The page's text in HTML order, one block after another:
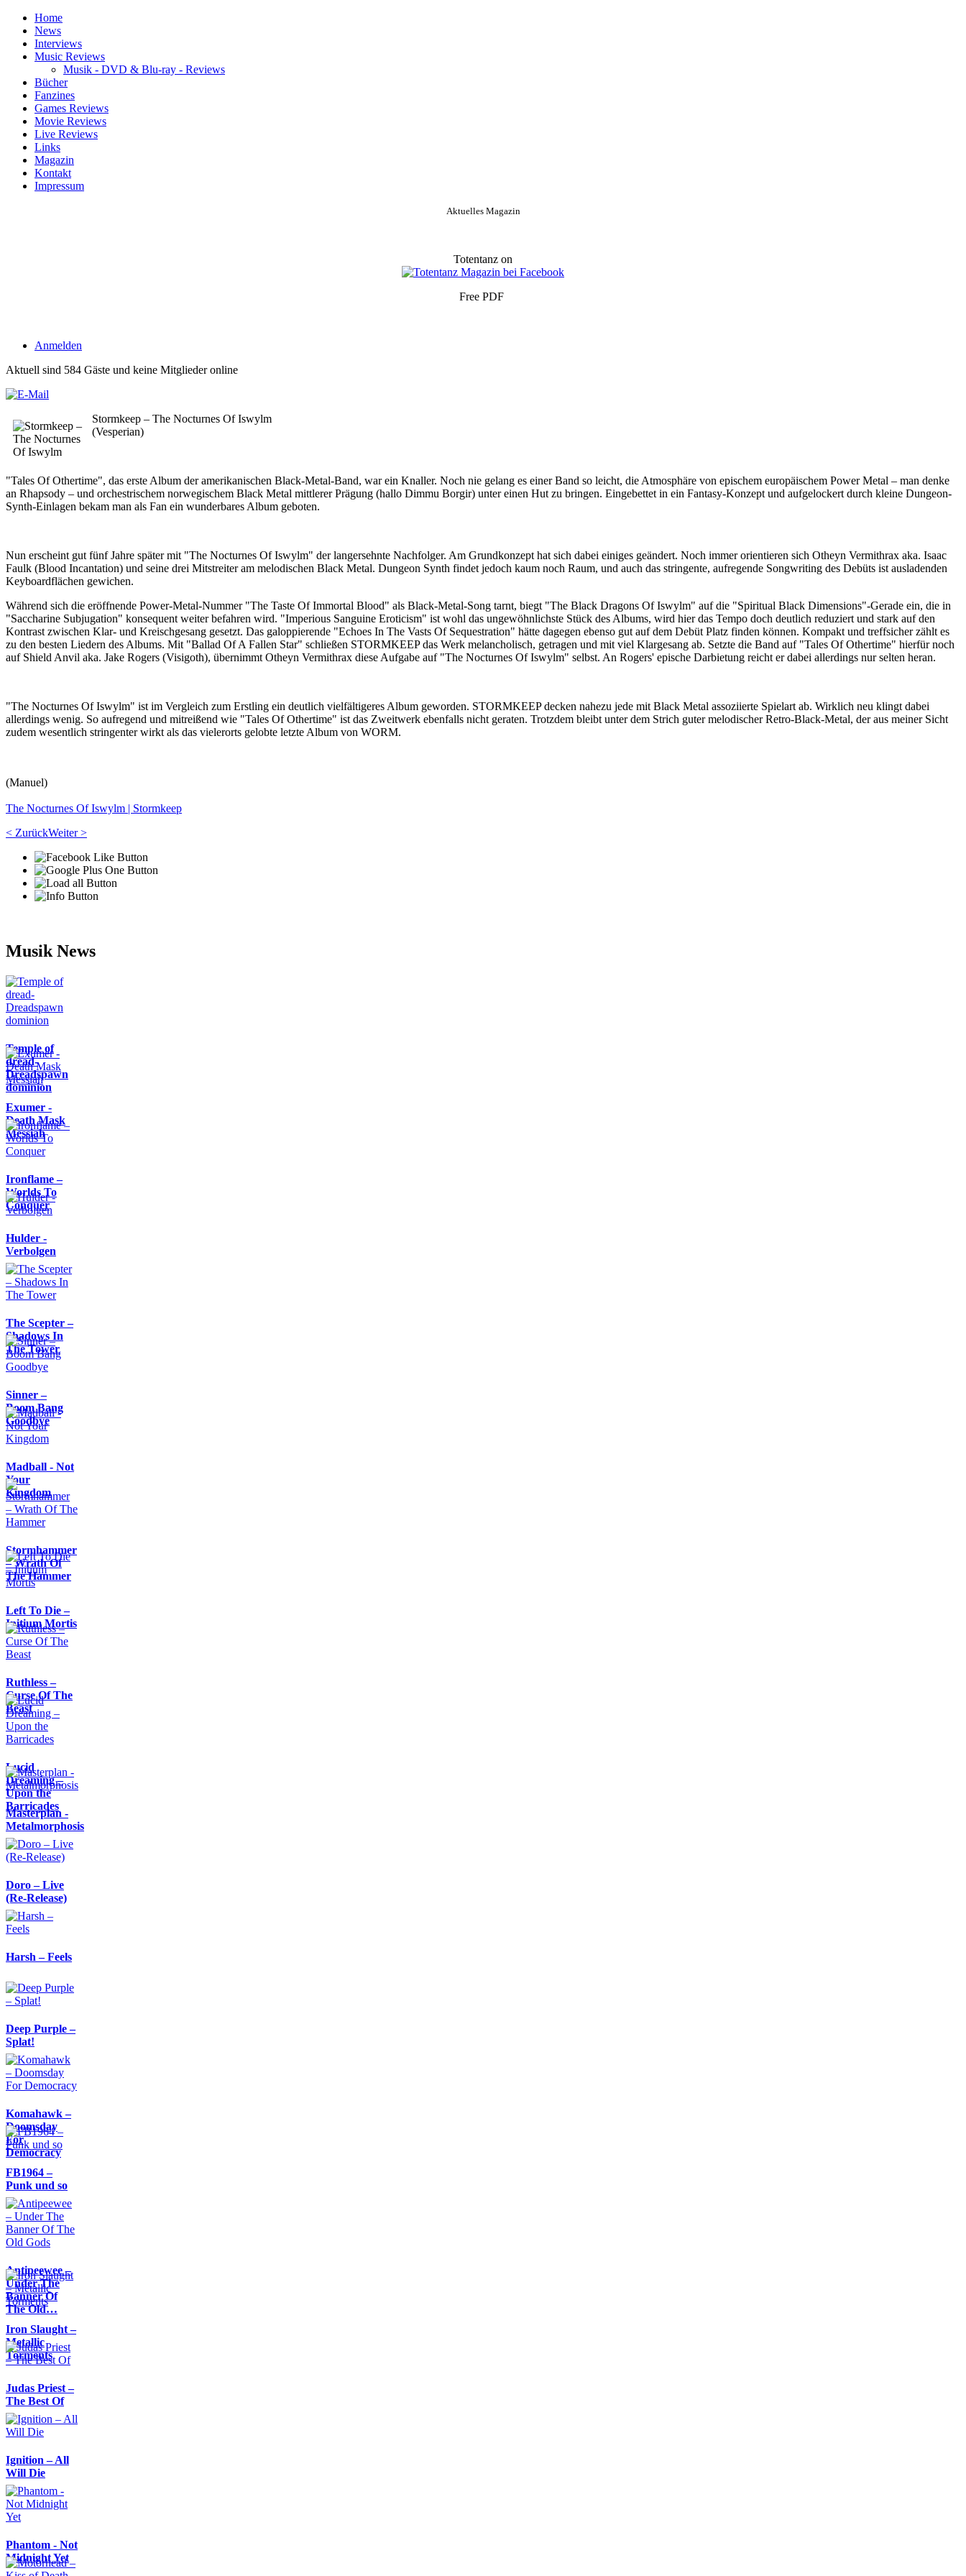
Home
News
Interviews
Music Reviews
Musik - DVD & Blu-ray - Reviews
Bücher
Fanzines
Games Reviews
Movie Reviews
Live Reviews
Links
Magazin
Kontakt
Impressum
Aktuelles Magazin
Totentanz on
Free PDF
Anmelden
Aktuell sind 584 Gäste und keine Mitglieder online
Stormkeep – The Nocturnes Of Iswylm
(Vesperian)
"Tales Of Othertime", das erste Album der amerikanischen Black-Metal-Band, war ein Knaller. Noch nie gelang es einer Band so leicht, die Atmosphäre von epischem europäischem Power Metal – man denke
an Rhapsody – und orchestrischem norwegischem Black Metal mittlerer Prägung (hallo Dimmu Borgir) unter einen Hut zu bringen. Eingebettet in ein Fantasy-Konzept und aufgelockert durch kleine Dungeon-
Synth-Einlagen bekam man als Fan ein wunderbares Album geboten.
Nun erscheint gut fünf Jahre später mit "The Nocturnes Of Iswylm" der langersehnte Nachfolger. Am Grundkonzept hat sich dabei einiges geändert. Noch immer orientieren sich Otheyn Vermithrax aka. Isaac
Faulk (Blood Incantation) und seine drei Mitstreiter am melodischen Black Metal. Dungeon Synth findet jedoch kaum noch Raum, und auch das stringente, aufregende Songwriting des Debüts ist ausladenden
Keyboardflächen gewichen.
Während sich die eröffnende Power-Metal-Nummer "The Taste Of Immortal Blood" als Black-Metal-Song tarnt, biegt "The Black Dragons Of Iswylm" auf die "Spiritual Black Dimensions"-Gerade ein, die in
"Saccharine Subjugation" konsequent weiter befahren wird. "Imperious Sanguine Eroticism" ist wohl das ungewöhnlichste Stück des Albums, wird hier das Tempo doch deutlich reduziert und stark auf den
Kontrast zwischen Klar- und Kreischgesang gesetzt. Das galoppierende "Echoes In The Vasts Of Sequestration" hätte dagegen ebenso gut auf dem Debüt Platz finden können. Kompakt und treffsicher zählt es
zu den besten Liedern des Albums. Mit "Ballad Of A Fallen Star" schließen STORMKEEP das Werk melancholisch, getragen und mit viel Klargesang ab. Setzte die Band auf "Tales Of Othertime" hierfür noch
auf Shield Anvil aka. Jake Rogers (Visigoth), übernimmt Otheyn Vermithrax diese Aufgabe auf "The Nocturnes Of Iswylm" selbst. An Rogers' epische Darbietung reicht er dabei allerdings nur selten heran.
"The Nocturnes Of Iswylm" ist im Vergleich zum Erstling ein deutlich vielfältigeres Album geworden. STORMKEEP decken nahezu jede mit Black Metal assoziierte Spielart ab. Wirklich neu klingt dabei
allerdings wenig. So aufregend und mitreißend wie "Tales Of Othertime" ist das Zweitwerk ebenfalls nicht geraten. Trotzdem bleibt unter dem Strich guter melodischer Retro-Black-Metal, der aus meiner Sicht
zudem wesentlich stringenter wirkt als das vielerorts gelobte letzte Album von WORM.
(Manuel)
The Nocturnes Of Iswylm | Stormkeep
< ZurückWeiter >
Musik News
Temple of
dread-
Dreadspawn
dominion
Exumer -
Death Mask
Messiah
Ironflame –
Worlds To
Conquer
Hulder -
Verbolgen
The Scepter –
Shadows In
The Tower
Sinner –
Boom Bang
Goodbye
Madball - Not
Your
Kingdom
Stormhammer
– Wrath Of
The Hammer
Left To Die –
Initium Mortis
Ruthless –
Curse Of The
Beast
Lucid
Dreaming –
Upon the
Barricades
Masterplan -
Metalmorphosis
Doro – Live
(Re-Release)
Harsh – Feels
Deep Purple –
Splat!
Komahawk –
Doomsday
For
Democracy
FB1964 –
Punk und so
Antipeewee –
Under The
Banner Of
The Old…
Iron Slaught –
Metallic
Torments
Judas Priest –
The Best Of
Ignition – All
Will Die
Phantom - Not
Midnight Yet